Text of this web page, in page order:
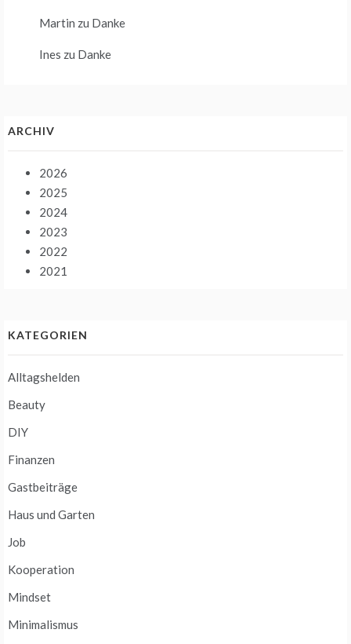
Martin zu Danke
Ines zu Danke
ARCHIV
2026
2025
2024
2023
2022
2021
KATEGORIEN
Alltagshelden
Beauty
DIY
Finanzen
Gastbeiträge
Haus und Garten
Job
Kooperation
Mindset
Minimalismus